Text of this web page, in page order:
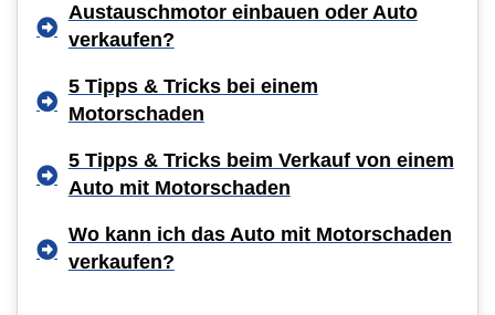
Austauschmotor einbauen oder Auto
verkaufen?
5 Tipps & Tricks bei einem
Motorschaden
5 Tipps & Tricks beim Verkauf von einem
Auto mit Motorschaden
Wo kann ich das Auto mit Motorschaden
verkaufen?